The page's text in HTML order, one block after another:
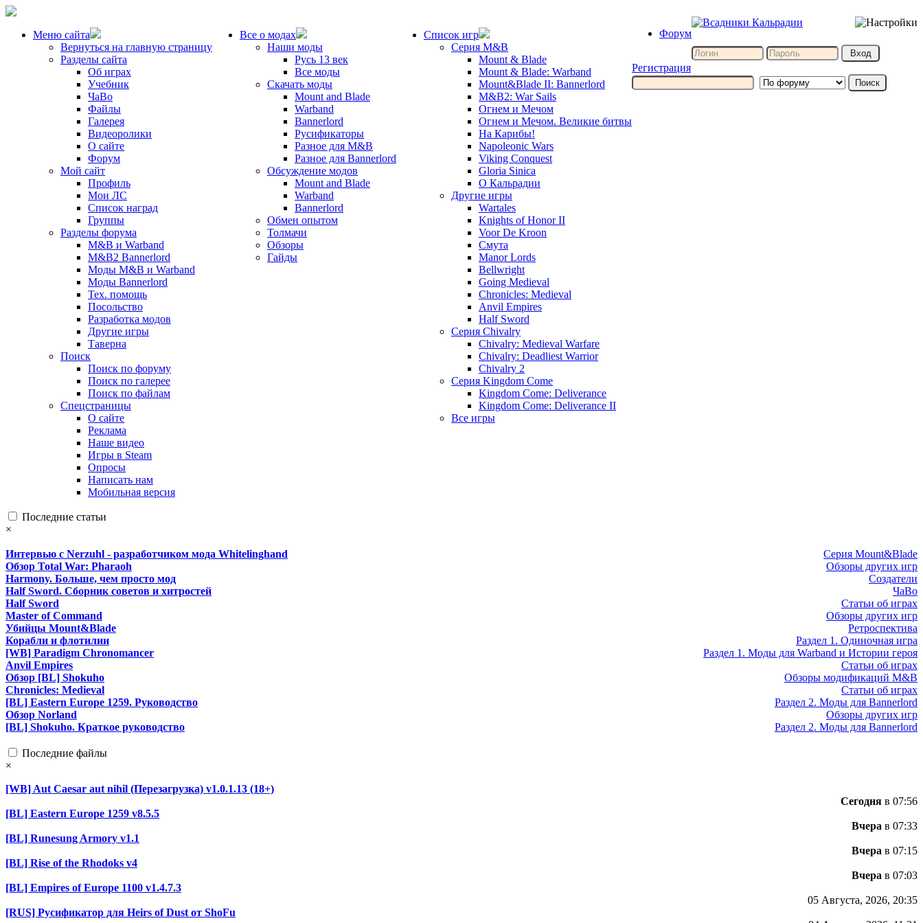
Меню сайта
Вернуться на главную страницу
Разделы сайта
Об играх
Учебник
ЧаВо
Файлы
Галерея
Видеоролики
О сайте
Форум
Мой сайт
Профиль
Мои ЛС
Список наград
Группы
Разделы форума
M&B и Warband
M&B2 Bannerlord
Моды M&B и Warband
Моды Bannerlord
Тех. помощь
Посольство
Разработка модов
Другие игры
Таверна
Поиск
Поиск по форуму
Поиск по галерее
Поиск по файлам
Спецстраницы
О сайте
Реклама
Наше видео
Игры в Steam
Опросы
Написать нам
Мобильная версия
Все о модах
Наши моды
Русь 13 век
Все моды
Скачать моды
Mount and Blade
Warband
Bannerlord
Русификаторы
Разное для M&B
Разное для Bannerlord
Обсуждение модов
Mount and Blade
Warband
Bannerlord
Обмен опытом
Толмачи
Обзоры
Гайды
Список игр
Серия M&B
Mount & Blade
Mount & Blade: Warband
Mount&Blade II: Bannerlord
M&B2: War Sails
Огнем и Мечом
Огнем и Мечом. Великие битвы
На Карибы!
Napoleonic Wars
Viking Conquest
Gloria Sinica
О Кальрадии
Другие игры
Wartales
Knights of Honor II
Voor De Kroon
Смута
Manor Lords
Bellwright
Going Medieval
Chronicles: Medieval
Anvil Empires
Half Sword
Серия Chivalry
Chivalry: Medieval Warfare
Chivalry: Deadliest Warrior
Chivalry 2
Серия Kingdom Come
Kingdom Come: Deliverance
Kingdom Come: Deliverance II
Все игры
Форум
Регистрация
Последние статьи
×
Серия Mount&Blade
Интервью с Nerzuhl - разработчиком мода Whitelinghand
Обзоры других игр
Обзор Total War: Pharaoh
Создатели
Harmony. Больше, чем просто мод
ЧаВо
Half Sword. Сборник советов и хитростей
Статьи об играх
Half Sword
Обзоры других игр
Master of Command
Ретроспектива
Убийцы Mount&Blade
Раздел 1. Одиночная игра
Корабли и флотилии
Раздел 1. Моды для Warband и Истории героя
[WB] Paradigm Chronomancer
Статьи об играх
Anvil Empires
Обзоры модификаций M&B
Обзор [BL] Shokuho
Статьи об играх
Chronicles: Medieval
Раздел 2. Моды для Bannerlord
[BL] Eastern Europe 1259. Руководство
Обзоры других игр
Обзор Norland
Раздел 2. Моды для Bannerlord
[BL] Shokuho. Краткое руководство
Последние файлы
×
[WB] Aut Caesar aut nihil (Перезагрузка) v1.0.1.13 (18+)
Сегодня в 07:56
[BL] Eastern Europe 1259 v8.5.5
Вчера в 07:33
[BL] Runesung Armory v1.1
Вчера в 07:15
[BL] Rise of the Rhodoks v4
Вчера в 07:03
[BL] Empires of Europe 1100 v1.4.7.3
05 Августа, 2026, 20:35
[RUS] Русификатор для Heirs of Dust от ShoFu